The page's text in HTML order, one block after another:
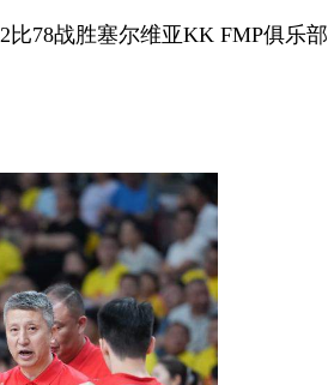
78战胜塞尔维亚KK FMP俱乐部